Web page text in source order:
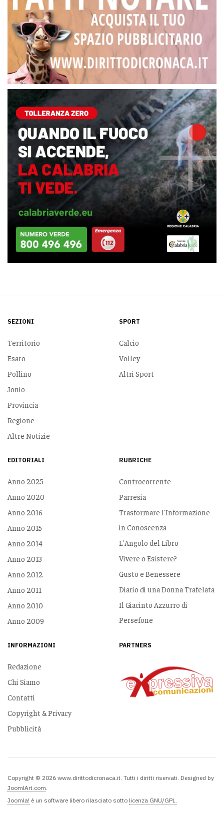
SEZIONI
Territorio
Esaro
Pollino
Jonio
Provincia
Regione
Altre Notizie
SPORT
Calcio
Volley
Altri Sport
EDITORIALI
Anno 2025
Anno 2020
Anno 2016
Anno 2015
Anno 2014
Anno 2013
Anno 2012
Anno 2011
Anno 2010
Anno 2009
RUBRICHE
Controcorrente
Parresia
Trasformare l'Informazione
in Conoscenza
L'Angolo del Libro
Vivere o Esistere?
Gusto e Benessere
Diario di una Donna Trafelata
Il Giacinto Azzurro di
Persefone
INFORMAZIONI
Redazione
Chi Siamo
Contatti
Copyright & Privacy
Pubblicità
PARTNERS
Copyright © 2026 www.dirittodicronaca.it. Tutti i diritti riservati. Designed by
JoomlArt.com.
Joomla! è un software libero rilasciato sotto licenza GNU/GPL.